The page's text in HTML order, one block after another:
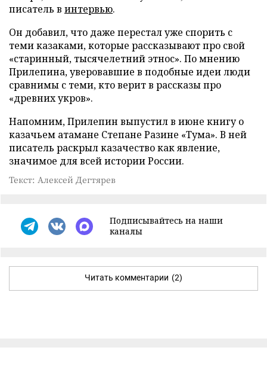
писатель в интервью.
Он добавил, что даже перестал уже спорить с
теми казаками, которые рассказывают про свой
«старинный, тысячелетний этнос». По мнению
Прилепина, уверовавшие в подобные идеи люди
сравнимы с теми, кто верит в рассказы про
«древних укров».
Напомним, Прилепин выпустил в июне книгу о
казачьем атамане Степане Разине «Тума». В ней
писатель раскрыл казачество как явление,
значимое для всей истории России.
Текст: Алексей Дегтярев
Подписывайтесь на наши
каналы
Читать комментарии (2)